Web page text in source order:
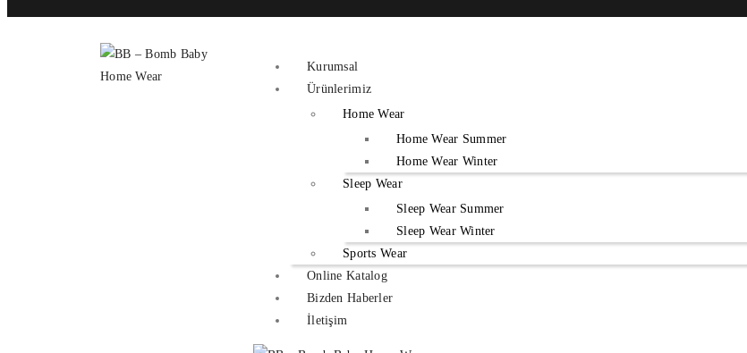
Kurumsal
Ürünlerimiz
Home Wear
Home Wear Summer
Home Wear Winter
Sleep Wear
Sleep Wear Summer
Sleep Wear Winter
Sports Wear
Online Katalog
Bizden Haberler
İletişim